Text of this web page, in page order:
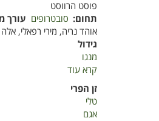
פוסט הרווסט
תחום סובטרופים עורך
אוהד נריה, מירי רפאלי, אלה
גידול
מנגו
קרא עוד
זן הפרי
טלי
אגם